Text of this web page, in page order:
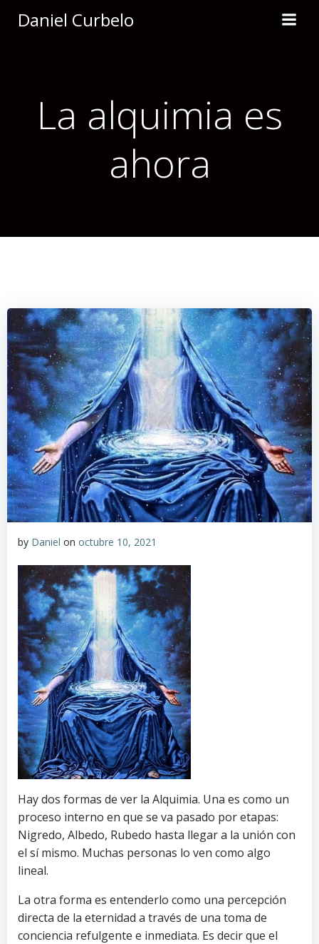
Daniel Curbelo
La alquimia es
ahora
by Daniel on octubre 10, 2021
Hay dos formas de ver la Alquimia. Una es como un
proceso interno en que se va pasado por etapas:
Nigredo, Albedo, Rubedo hasta llegar a la unión con
el sí mismo. Muchas personas lo ven como algo
lineal.
La otra forma es entenderlo como una percepción
directa de la eternidad a través de una toma de
conciencia refulgente e inmediata. Es decir que el